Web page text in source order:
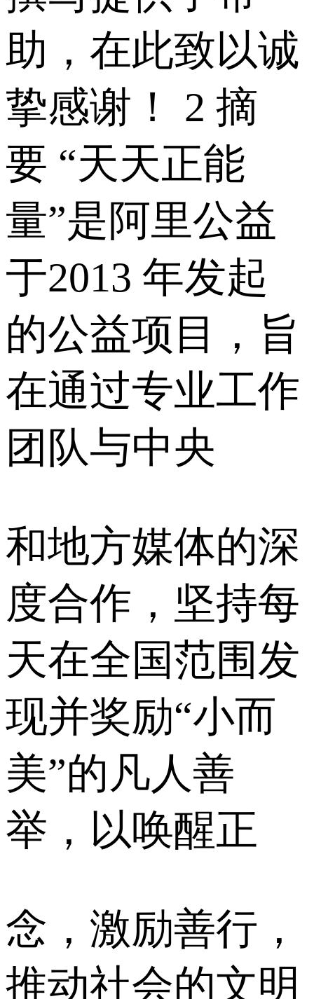
助，在此致以诚
挚感谢！ 2 摘
要 “天天正能
量”是阿里公益
于2013 年发起
的公益项目，旨
在通过专业工作
团队与中央
和地方媒体的深
度合作，坚持每
天在全国范围发
现并奖励“小而
美”的凡人善
举，以唤醒正
念，激励善行，
推动社会的文明